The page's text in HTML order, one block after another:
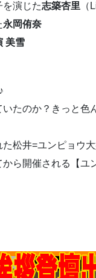
演じた志築杏里
永岡侑奈
美雪
たのか？きっと色
松井=ユンピョウ
ら開催される【ユ